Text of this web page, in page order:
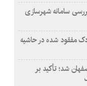
سامانه شهرسازی
مفقود شده در حاشیه
شد؛ تأکید بر